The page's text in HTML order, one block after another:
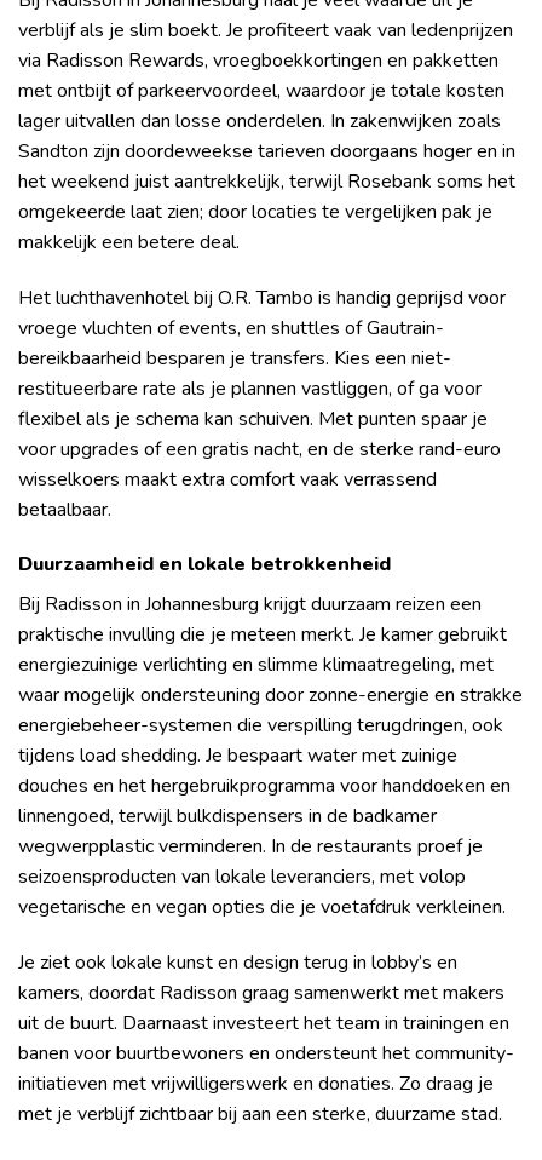
verblijf als je slim boekt. Je profiteert vaak van ledenprijzen
via Radisson Rewards, vroegboekkortingen en pakketten
met ontbijt of parkeervoordeel, waardoor je totale kosten
lager uitvallen dan losse onderdelen. In zakenwijken zoals
Sandton zijn doordeweekse tarieven doorgaans hoger en in
het weekend juist aantrekkelijk, terwijl Rosebank soms het
omgekeerde laat zien; door locaties te vergelijken pak je
makkelijk een betere deal.
Het luchthavenhotel bij O.R. Tambo is handig geprijsd voor
vroege vluchten of events, en shuttles of Gautrain-
bereikbaarheid besparen je transfers. Kies een niet-
restitueerbare rate als je plannen vastliggen, of ga voor
flexibel als je schema kan schuiven. Met punten spaar je
voor upgrades of een gratis nacht, en de sterke rand-euro
wisselkoers maakt extra comfort vaak verrassend
betaalbaar.
Duurzaamheid en lokale betrokkenheid
Bij Radisson in Johannesburg krijgt duurzaam reizen een
praktische invulling die je meteen merkt. Je kamer gebruikt
energiezuinige verlichting en slimme klimaatregeling, met
waar mogelijk ondersteuning door zonne-energie en strakke
energiebeheer-systemen die verspilling terugdringen, ook
tijdens load shedding. Je bespaart water met zuinige
douches en het hergebruikprogramma voor handdoeken en
linnengoed, terwijl bulkdispensers in de badkamer
wegwerpplastic verminderen. In de restaurants proef je
seizoensproducten van lokale leveranciers, met volop
vegetarische en vegan opties die je voetafdruk verkleinen.
Je ziet ook lokale kunst en design terug in lobby’s en
kamers, doordat Radisson graag samenwerkt met makers
uit de buurt. Daarnaast investeert het team in trainingen en
banen voor buurtbewoners en ondersteunt het community-
initiatieven met vrijwilligerswerk en donaties. Zo draag je
met je verblijf zichtbaar bij aan een sterke, duurzame stad.